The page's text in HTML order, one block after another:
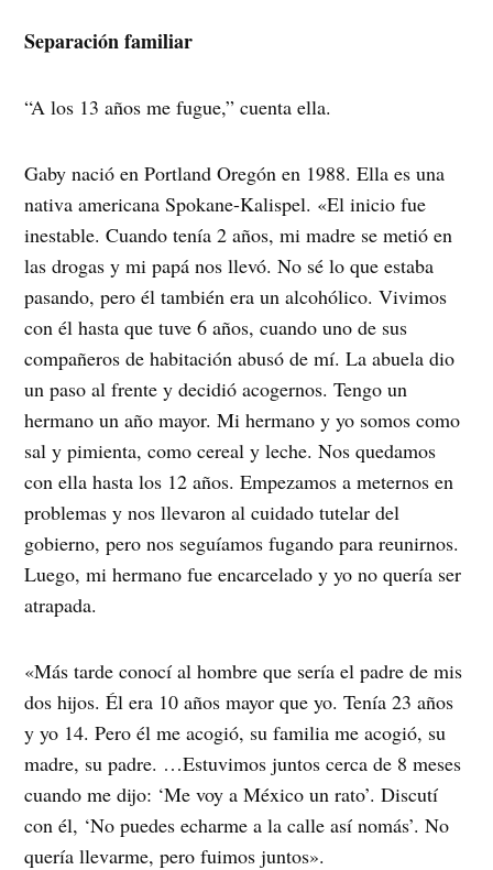
Separación familiar
“A los 13 años me fugue,” cuenta ella.
Gaby nació en Portland Oregón en 1988. Ella es una
nativa americana Spokane-Kalispel. «El inicio fue
inestable. Cuando tenía 2 años, mi madre se metió en
las drogas y mi papá nos llevó. No sé lo que estaba
pasando, pero él también era un alcohólico. Vivimos
con él hasta que tuve 6 años, cuando uno de sus
compañeros de habitación abusó de mí. La abuela dio
un paso al frente y decidió acogernos. Tengo un
hermano un año mayor. Mi hermano y yo somos como
sal y pimienta, como cereal y leche. Nos quedamos
con ella hasta los 12 años. Empezamos a meternos en
problemas y nos llevaron al cuidado tutelar del
gobierno, pero nos seguíamos fugando para reunirnos.
Luego, mi hermano fue encarcelado y yo no quería ser
atrapada.
«Más tarde conocí al hombre que sería el padre de mis
dos hijos. Él era 10 años mayor que yo. Tenía 23 años
y yo 14. Pero él me acogió, su familia me acogió, su
madre, su padre. …Estuvimos juntos cerca de 8 meses
cuando me dijo: ‘Me voy a México un rato’. Discutí
con él, ‘No puedes echarme a la calle así nomás’. No
quería llevarme, pero fuimos juntos».